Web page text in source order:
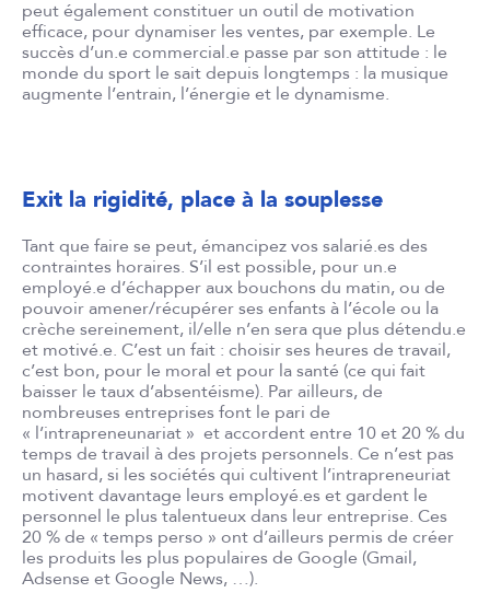
peut également constituer un outil de motivation
efficace, pour dynamiser les ventes, par exemple. Le
succès d’un.e commercial.e passe par son attitude : le
monde du sport le sait depuis longtemps : la musique
augmente l’entrain, l’énergie et le dynamisme.
Exit la rigidité, place à la souplesse
Tant que faire se peut, émancipez vos salarié.es des
contraintes horaires. S’il est possible, pour un.e
employé.e d’échapper aux bouchons du matin, ou de
pouvoir amener/récupérer ses enfants à l’école ou la
crèche sereinement, il/elle n’en sera que plus détendu.e
et motivé.e. C’est un fait : choisir ses heures de travail,
c’est bon, pour le moral et pour la santé (ce qui fait
baisser le taux d’absentéisme). Par ailleurs, de
nombreuses entreprises font le pari de
« l’intrapreneunariat » et accordent entre 10 et 20 % du
temps de travail à des projets personnels. Ce n’est pas
un hasard, si les sociétés qui cultivent l’intrapreneuriat
motivent davantage leurs employé.es et gardent le
personnel le plus talentueux dans leur entreprise. Ces
20 % de « temps perso » ont d’ailleurs permis de créer
les produits les plus populaires de Google (Gmail,
Adsense et Google News, …).